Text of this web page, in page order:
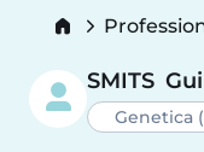
SMITS
Genetica